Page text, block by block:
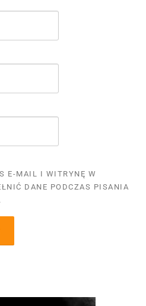
E-MAIL I WITRYNĘ W
DANE PODCZAS PISANIA